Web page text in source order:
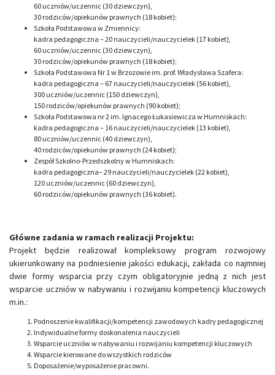
60 uczniów/uczennic (30 dziewczyn),
30 rodziców/opiekunów prawnych (18 kobiet);
Szkoła Podstawowa w Zmiennicy:
kadra pedagogiczna – 20 nauczycieli/nauczycielek (17 kobiet),
60 uczniów/uczennic (30 dziewczyn),
30 rodziców/opiekunów prawnych (18 kobiet);
Szkoła Podstawowa Nr 1 w Brzozowie im. prof. Władysława Szafera:
kadra pedagogiczna – 67 nauczycieli/nauczycielek (56 kobiet),
300 uczniów/uczennic (150 dziewczyn),
150 rodziców/opiekunów prawnych (90 kobiet);
Szkoła Podstawowa nr 2 im. Ignacego Łukasiewicza w Humniskach:
kadra pedagogiczna – 16 nauczycieli/nauczycielek (13 kobiet),
80 uczniów/uczennic (40 dziewczyn),
40 rodziców/opiekunów prawnych (24 kobiet);
Zespół Szkolno-Przedszkolny w Humniskach:
kadra pedagogiczna– 29 nauczycieli/nauczycielek (22 kobiet),
120 uczniów/uczennic (60 dziewczyn),
60 rodziców/opiekunów prawnych (36 kobiet).
Główne zadania w ramach realizacji Projektu:
Projekt będzie realizował kompleksowy program rozwojowy
ukierunkowany na podniesienie jakości edukacji, zakłada co najmniej
dwie formy wsparcia przy czym obligatoryjnie jedną z nich jest
wsparcie uczniów w nabywaniu i rozwijaniu kompetencji kluczowych
m.in.:
Podnoszenie kwalifikacji/kompetencji zawodowych kadry pedagogicznej
Indywidualne formy doskonalenia nauczycieli
Wsparcie uczniów w nabywaniu i rozwijaniu kompetencji kluczowych
Wsparcie kierowane do wszystkich rodziców
Doposażenie/wyposażenie pracowni.